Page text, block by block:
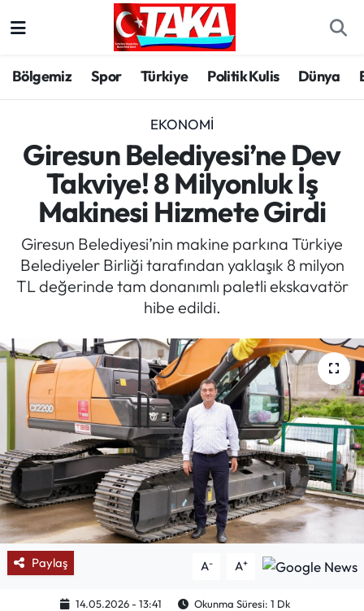
Bölgemiz Spor Türkiye Politik Kulis Dünya
EKONOMI
Giresun Belediyesi’ne Dev
Takviye! 8 Milyonluk İş
Makinesi Hizmete Girdi
Giresun Belediyesi’nin makine parkına Türkiye
Belediyeler Birliği tarafından yaklaşık 8 milyon
TL değerinde tam donanımlı paletli ekskavatör
hibe edildi.
Paylaş A- A+
14.05.2026 - 13:41 Okunma Süresi: 1 Dk
Spor
Türkiye
Kültür/Sanat
Politika
Politik Kulis
Magazin
Mektup Galeri
Röportaj
Manşet
Köşe Yazıları
Karikatür Galeri
BIK
Trabzon Hava Durumu
Trabzon Trafik Yoğunluk Haritası
Süper Lig Puan Durumu ve Fikstür
Tüm Manşetler
Son Dakika Haberleri